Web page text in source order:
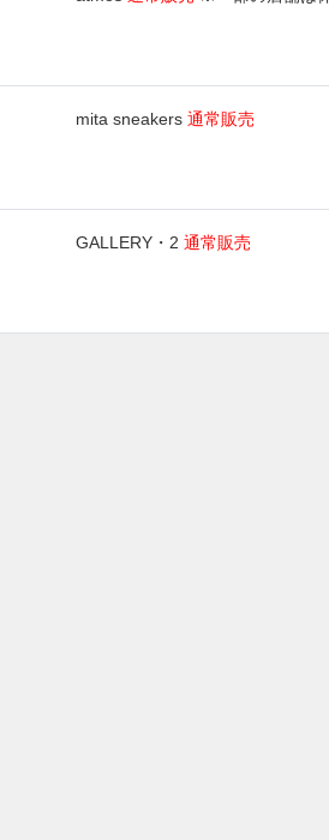
mita sneakers 通常販売
GALLERY・2 通常販売